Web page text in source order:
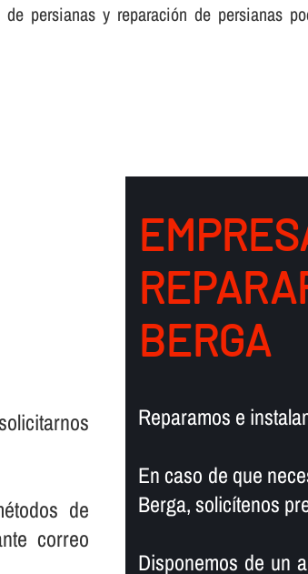
persianas y reparación de persianas
de
correo
BERGA
Reparamos e
En caso de que
Berga, solicí­tenos
Disponemos de un